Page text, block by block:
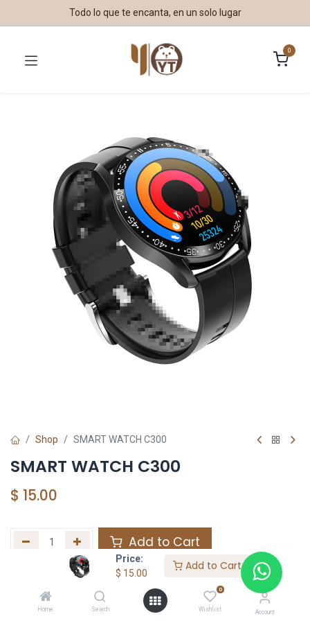
Price:
$ 15.00
Add to Cart
Home Search
0
Wishlist Account
Todo lo que te encanta, en un solo lugar
0
Shop SMART WATCH C300
SMART WATCH C300
$ 15.00
Add to Cart
Agregar a la lista de deseos
Share :